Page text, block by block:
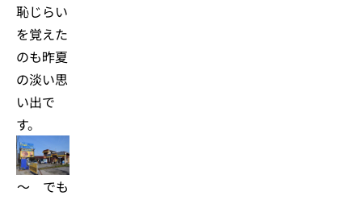
恥じらい
を覚えた
のも昨夏
の淡い思
い出で
す。
～ でも